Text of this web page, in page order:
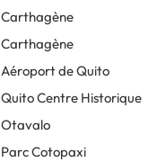
Carthagène
Carthagène
Aéroport de Quito
Quito Centre Historique
Otavalo
Parc Cotopaxi